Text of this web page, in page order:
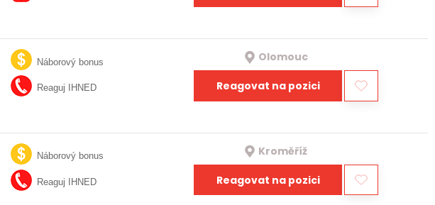
Náborový bonus
Reaguj IHNED
Olomouc
Reagovat na pozici
Náborový bonus
Reaguj IHNED
Kroměříž
Reagovat na pozici